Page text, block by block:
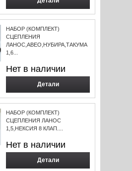
НАБОР (КОМПЛЕКТ)
СЦЕПЛЕНИЯ
ЛАНОС,АВЕО,НУБИРА,ТАКУМА
1,6...
Нет в наличии
Детали
НАБОР (КОМПЛЕКТ)
СЦЕПЛЕНИЯ ЛАНОС
1,5,НЕКСИЯ 8 КЛАП....
Нет в наличии
Детали